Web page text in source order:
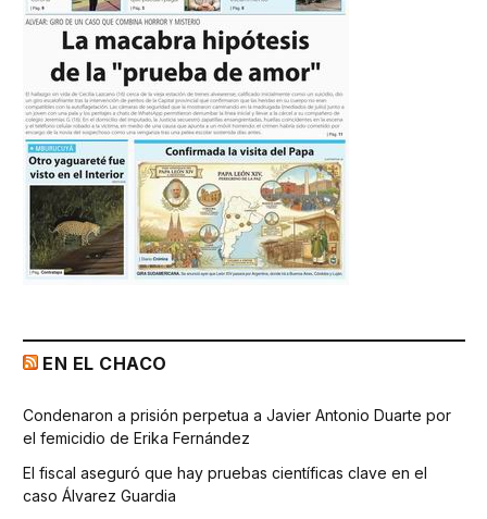
EN EL CHACO
Condenaron a prisión perpetua a Javier Antonio Duarte por
el femicidio de Erika Fernández
El fiscal aseguró que hay pruebas científicas clave en el
caso Álvarez Guardia